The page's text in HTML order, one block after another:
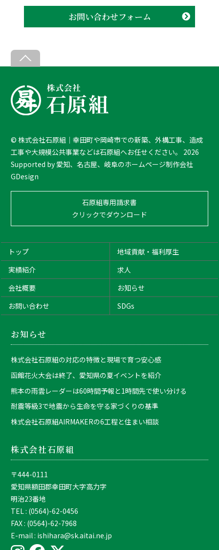
お問い合わせフォーム
B
c
k
T
o
p
©株式会社石原組｜幸田町や岡崎市での新築、外構工事、造成
工事や大規模公共事業などは石原組へお任せください。
2026
Supported by 愛知、名古屋、岐阜のホームページ制作会社
GDesign
石原組専用請求書
クリックでダウンロード
トップ
地域貢献・福利厚生
実績紹介
求人
会社概要
お知らせ
お問い合わせ
SDGs
お知らせ
株式会社石原組の対応の特徴と現場で育つ安心感
函館花火大会は終了、愛知県の夏イベントを紹介
熊本の雨雲レーダーは60時間予報と1時間先で使い分ける
耐震等級3で地震から生命を守る家づくりの基準
株式会社石原組AIRMAKERの6工程と住まい相談
株式会社石原組
〒444-0111
愛知県額田郡幸田町大字高力字
明治23番地
TEL : (0564)-62-0456
FAX : (0564)-62-7968
E-mail : ishihara@sk.aitai.ne.jp